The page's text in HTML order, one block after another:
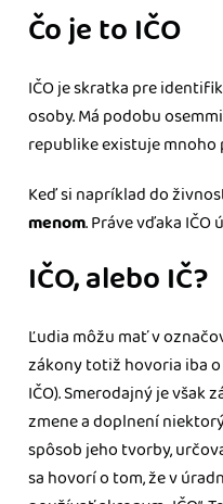
Čo je to IČO
IČO je skratka pre
osoby. Má podobu
republike existuje
Keď si napríklad do
menom. Práve vďaka
IČO, alebo IČ?
Ľudia môžu mať v
zákony totiž hovoria iba
IČO). Smerodajný je však
zmene a doplnení
spôsob jeho tvorby,
sa hovorí o tom, že v